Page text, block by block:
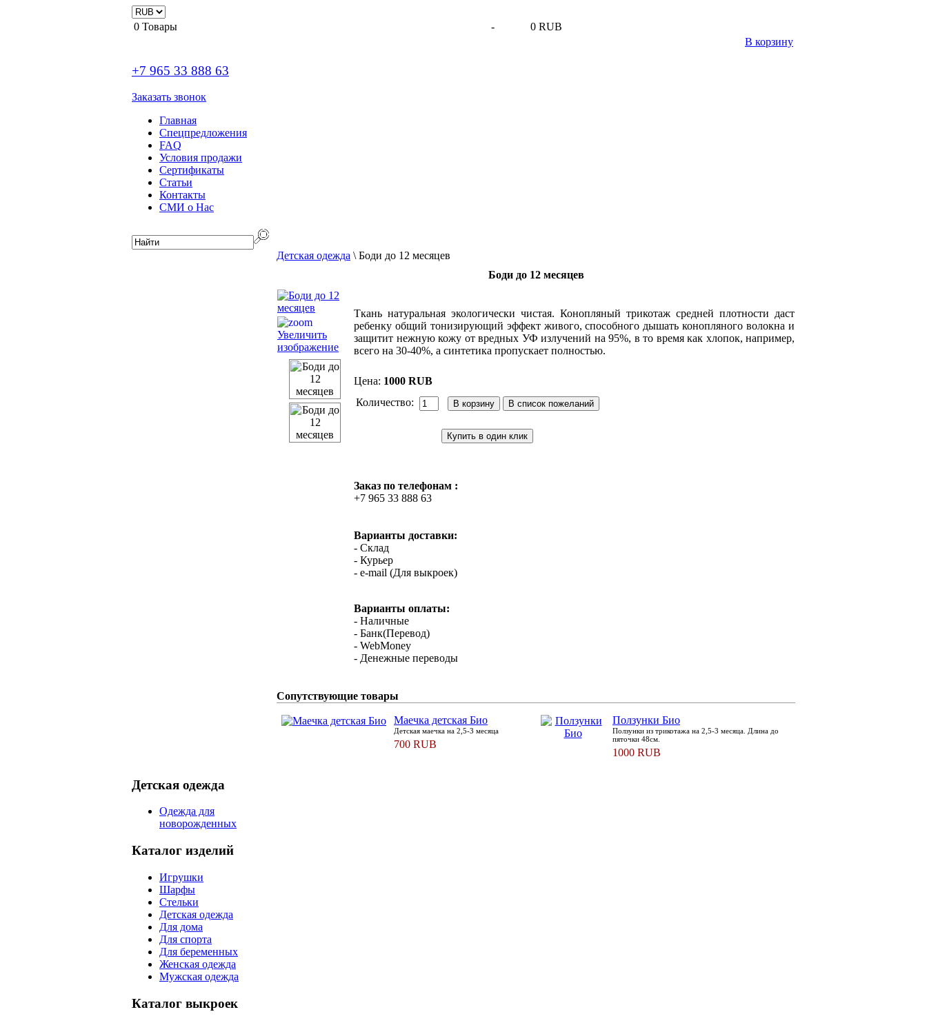
0 Товары -
0 RUB
В корзину
+7 965 33 888 63
Заказать звонок
Главная
Спецпредложения
FAQ
Условия продажи
Сертификаты
Статьи
Контакты
СМИ о Нас
Детская одежда \ Боди до 12 месяцев
Боди до 12 месяцев
Увеличить
изображение
Ткань натуральная экологически чистая. Конопляный трикотаж средней плотности даст
ребенку общий тонизирующий эффект живого, способного дышать конопляного волокна и
защитит нежную кожу от вредных УФ излучений на 95%, в то время как хлопок, например,
всего на 30-40%, а синтетика пропускает полностью.
Цена: 1000 RUB
Количество:
Купить в один клик
Заказ по телефонам :
+7 965 33 888 63
Варианты доставки:
- Склад
- Курьер
- e-mail (Для выкроек)
Варианты оплаты:
- Наличные
- Банк(Перевод)
- WebMoney
- Денежные переводы
Сопутствующие товары
Маечка детская Био
Детская маечка на 2,5-3 месяца
700 RUB
Ползунки Био
Ползунки из трикотажа на 2,5-3 месяца. Длина до
пяточки 48см.
1000 RUB
Детская одежда
Одежда для
новорожденных
Каталог изделий
Игрушки
Шарфы
Стельки
Детская одежда
Для дома
Для спорта
Для беременных
Женская одежда
Мужская одежда
Каталог выкроек